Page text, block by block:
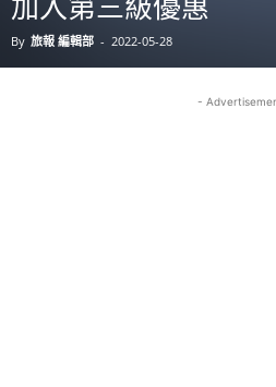
加入第三級優惠
By 旅報 編輯部 - 2022-05-28
-